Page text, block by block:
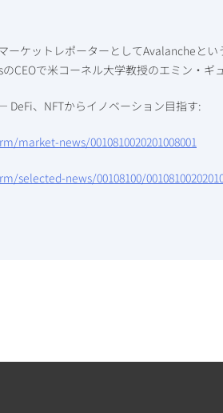
ーケットレポーターとしてAvalancheと
のCEOで米コーネル大学教授のエミン・
、NFTからイノベーション目指す:
market-news/0010810020201008001
news/00108100/